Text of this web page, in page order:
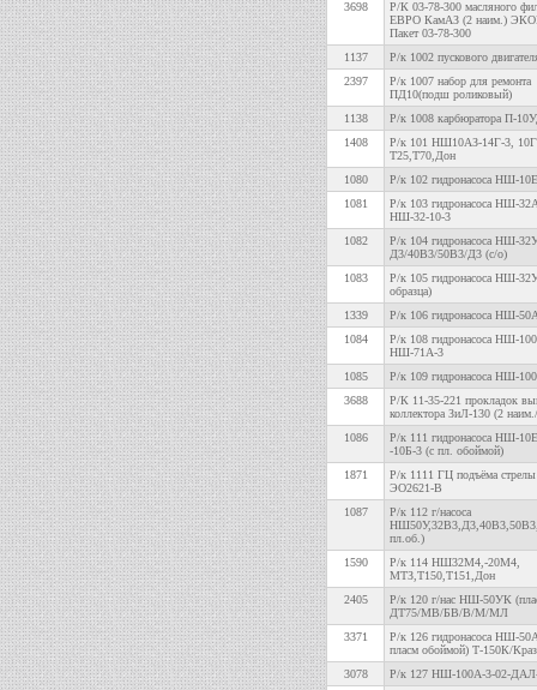
3698
Р/К 03-78-300 масляного
ЕВРО КамАЗ (2 наим.)
Пакет 03-78-300
1137
Р/к 1002 пускового
2397
Р/к 1007 набор для ремонта
ПД10(подш роликовый)
1138
Р/к 1008 карбюратора П-
1408
Р/к 101 НШ10АЗ-14Г-3,
Т25,Т70,Дон
1080
Р/к 102 гидронасоса НШ-10Е
1081
Р/к 103 гидронасоса НШ-
НШ-32-10-3
1082
Р/к 104 гидронасоса НШ-
Д3/40В3/50В3/Д3 (с/о)
1083
Р/к 105 гидронасоса НШ-
образца)
1339
Р/к 106 гидронасоса НШ-
1084
Р/к 108 гидронасоса НШ-
НШ-71А-3
1085
Р/к 109 гидронасоса НШ-
3688
Р/К 11-35-221 прокладок
коллектора ЗиЛ-130 (2
1086
Р/к 111 гидронасоса НШ-
-10Б-3 (с пл. обоймой)
1871
Р/к 1111 ГЦ подъёма стрелы
ЭО2621-В
1087
Р/к 112 г/насоса
пл.об.)
1590
Р/к 114 НШ32М4,-20М4,
МТЗ,Т150,Т151,Дон
2405
Р/к 120 г/нас НШ-50УК
ДТ75/МВ/БВ/В/М/МЛ
3371
Р/к 126 гидронасоса НШ-
пласм обоймой) Т-150К/
3078
Р/к 127 НШ-100А-3-02-